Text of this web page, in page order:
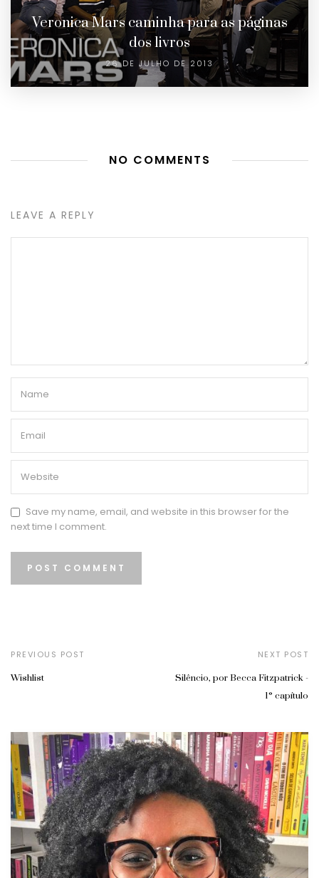
Veronica Mars caminha para as páginas
dos livros
26 DE JULHO DE 2013
NO COMMENTS
LEAVE A REPLY
Save my name, email, and website in this browser for the
next time I comment.
PREVIOUS POST
Wishlist
NEXT POST
Silêncio, por Becca Fitzpatrick -
1° capítulo